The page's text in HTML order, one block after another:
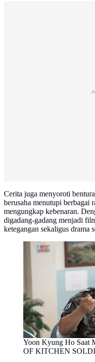
Cerita juga menyoroti
berusaha menutupi berbagai
mengungkap kebenaran.
digadang-gadang menjadi
ketegangan sekaligus drama
Yoon Kyung Ho Saat
OF KITCHEN